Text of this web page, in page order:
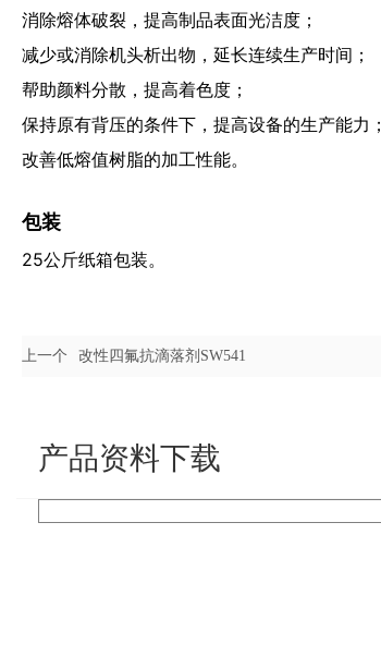
消除熔体破裂，提高制品表面光洁度；
减少或消除机头析出物，延长连续生产时间；
帮助颜料分散，提高着色度；
保持原有背压的条件下，提高设备的生产能力；
改善低熔值树脂的加工性能。
包装
25公斤纸箱包装。
上一个 改性四氟抗滴落剂SW541
产品资料下载